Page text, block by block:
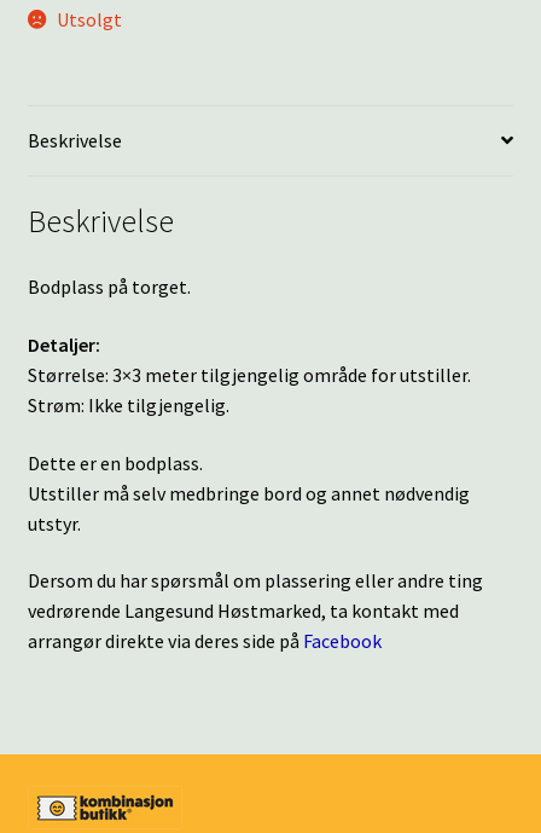
Utsolgt
Beskrivelse
Beskrivelse
Bodplass på torget.
Detaljer:
Størrelse: 3×3 meter tilgjengelig område for utstiller.
Strøm: Ikke tilgjengelig.
Dette er en bodplass.
Utstiller må selv medbringe bord og annet nødvendig
utstyr.
Dersom du har spørsmål om plassering eller andre ting
vedrørende Langesund Høstmarked, ta kontakt med
arrangør direkte via deres side på Facebook